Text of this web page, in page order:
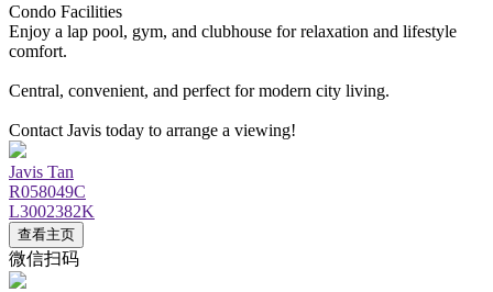
Condo Facilities
Enjoy a lap pool, gym, and clubhouse for relaxation and lifestyle
comfort.
Central, convenient, and perfect for modern city living.
Contact Javis today to arrange a viewing!
Javis Tan
R058049C
L3002382K
查看主页
微信扫码